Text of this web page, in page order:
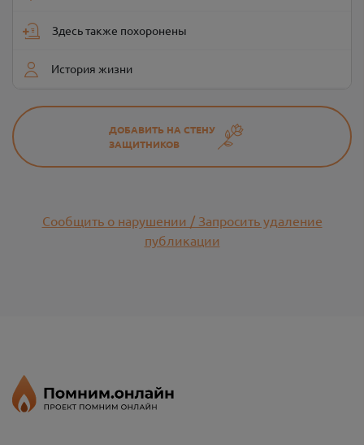
Здесь также похоронены
История жизни
ДОБАВИТЬ НА СТЕНУ
ЗАЩИТНИКОВ
Сообщить о нарушении / Запросить удаление
публикации